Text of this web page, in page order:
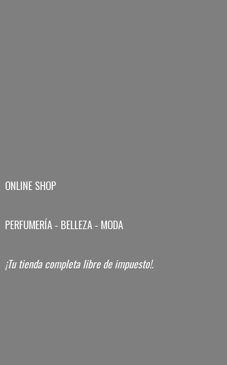
ONLINE SHOP
PERFUMERÍA - BELLEZA - MODA
¡Tu tienda completa librede impuesto!.